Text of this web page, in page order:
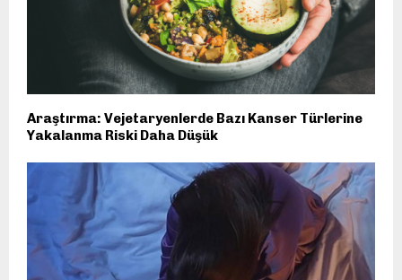
Araştırma: Vejetaryenlerde Bazı Kanser Türlerine
Yakalanma Riski Daha Düşük